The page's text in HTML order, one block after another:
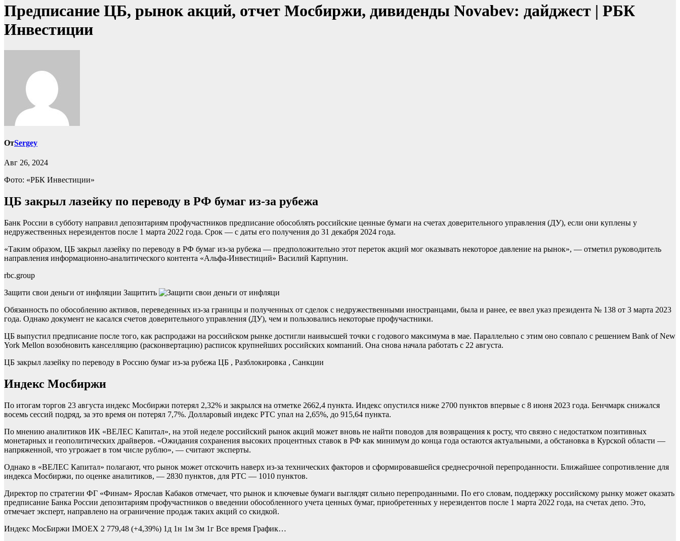
Предписание ЦБ, рынок акций, отчет Мосбиржи, дивиденды Novabev: дайджест | РБК
Инвестиции
ОтSergey
Авг 26, 2024
Фото: «РБК Инвестиции»
ЦБ закрыл лазейку по переводу в РФ бумаг из-за рубежа
Банк России в субботу направил депозитариям профучастников предписание обособлять российские ценные бумаги на счетах доверительного управления (ДУ), если они куплены у
недружественных нерезидентов после 1 марта 2022 года. Срок — с даты его получения до 31 декабря 2024 года.
«Таким образом, ЦБ закрыл лазейку по переводу в РФ бумаг из-за рубежа — предположительно этот переток акций мог оказывать некоторое давление на рынок», — отметил руководитель
направления информационно-аналитического контента «Альфа-Инвестиций» Василий Карпунин.
rbc.group
Защити свои деньги от инфляции Защитить
Обязанность по обособлению активов, переведенных из-за границы и полученных от сделок с недружественными иностранцами, была и ранее, ее ввел указ президента № 138 от 3 марта 2023
года. Однако документ не касался счетов доверительного управления (ДУ), чем и пользовались некоторые профучастники.
ЦБ выпустил предписание после того, как распродажи на российском рынке достигли наивысшей точки с годового максимума в мае. Параллельно с этим оно совпало с решением Bank of New
York Mellon возобновить канселляцию (расконвертацию) расписок крупнейших российских компаний. Она снова начала работать с 22 августа.
ЦБ закрыл лазейку по переводу в Россию бумаг из-за рубежа ЦБ , Разблокировка , Санкции
Индекс Мосбиржи
По итогам торгов 23 августа индекс Мосбиржи потерял 2,32% и закрылся на отметке 2662,4 пункта. Индекс опустился ниже 2700 пунктов впервые с 8 июня 2023 года. Бенчмарк снижался
восемь сессий подряд, за это время он потерял 7,7%. Долларовый индекс РТС упал на 2,65%, до 915,64 пункта.
По мнению аналитиков ИК «ВЕЛЕС Капитал», на этой неделе российский рынок акций может вновь не найти поводов для возвращения к росту, что связно с недостатком позитивных
монетарных и геополитических драйверов. «Ожидания сохранения высоких процентных ставок в РФ как минимум до конца года остаются актуальными, а обстановка в Курской области —
напряженной, что угрожает в том числе рублю», — считают эксперты.
Однако в «ВЕЛЕС Капитал» полагают, что рынок может отскочить наверх из-за технических факторов и сформировавшейся среднесрочной перепроданности. Ближайшее сопротивление для
индекса Мосбиржи, по оценке аналитиков, — 2830 пунктов, для РТС — 1010 пунктов.
Директор по стратегии ФГ «Финам» Ярослав Кабаков отмечает, что рынок и ключевые бумаги выглядят сильно перепроданными. По его словам, поддержку российскому рынку может оказать
предписание Банка России депозитариям профучастников о введении обособленного учета ценных бумаг, приобретенных у нерезидентов после 1 марта 2022 года, на счетах депо. Это,
отмечает эксперт, направлено на ограничение продаж таких акций со скидкой.
Индекс МосБиржи IMOEX 2 779,48 (+4,39%) 1д 1н 1м 3м 1г Все время График…